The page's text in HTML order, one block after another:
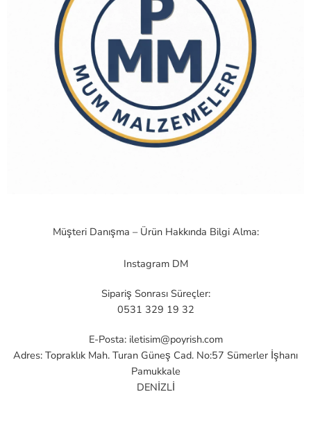
Müşteri Danışma – Ürün Hakkında Bilgi Alma:
Instagram DM
Sipariş Sonrası Süreçler:
0531 329 19 32
E-Posta: iletisim@poyrish.com
Adres: Topraklık Mah. Turan Güneş Cad. No:57 Sümerler İşhanı
Pamukkale
DENİZLİ